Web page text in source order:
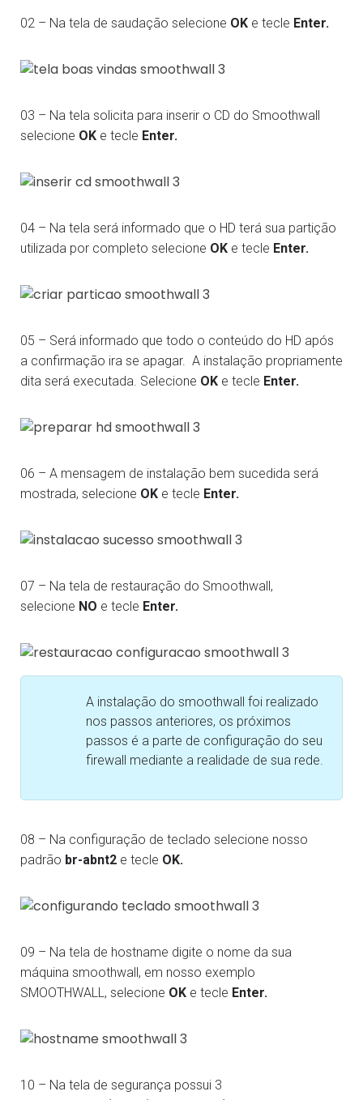
02 – Na tela de saudação selecione OK e tecle Enter.
03 – Na tela solicita para inserir o CD do Smoothwall
selecione OK e tecle Enter.
04 – Na tela será informado que o HD terá sua partição
utilizada por completo selecione OK e tecle Enter.
05 – Será informado que todo o conteúdo do HD após
a confirmação ira se apagar. A instalação propriamente
dita será executada. Selecione OK e tecle Enter.
06 – A mensagem de instalação bem sucedida será
mostrada, selecione OK e tecle Enter.
07 – Na tela de restauração do Smoothwall,
selecione NO e tecle Enter.
A instalação do smoothwall foi realizado
nos passos anteriores, os próximos
passos é a parte de configuração do seu
firewall mediante a realidade de sua rede.
08 – Na configuração de teclado selecione nosso
padrão br-abnt2 e tecle OK.
09 – Na tela de hostname digite o nome da sua
máquina smoothwall, em nosso exemplo
SMOOTHWALL, selecione OK e tecle Enter.
10 – Na tela de segurança possui 3